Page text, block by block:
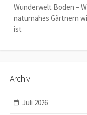
Wunderwelt Boden –
naturnahes Gärtnern
ist
Archiv
Juli 2026